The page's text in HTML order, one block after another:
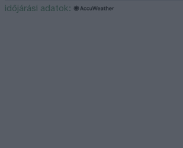
időjárási adatok: